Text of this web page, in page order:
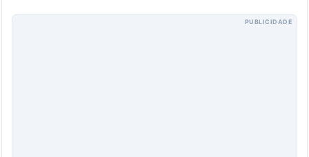
PUBLICIDADE